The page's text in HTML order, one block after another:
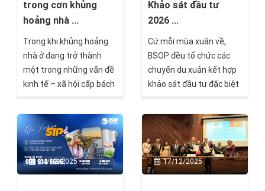
trong cơn khủng
hoảng nhà ...
Trong khi khủng hoảng
nhà ở đang trở thành
một trong những vấn đề
kinh tế – xã hội cấp bách
nổi lên như một trường
hợp đặc biệt. Dữ liệu mới
từ báo cáo Housing in
Europe 2025 của
Eurostat cho thấy quốc
Khảo sát đầu tư
2026 ...
Cứ mỗi mùa xuân về,
BSOP đều tổ chức các
chuyến du xuân kết hợp
khảo sát đầu tư đặc biệt
đến cho nhà đầu tư Việt
Nam những trải nghiệm
độc đáo và cơ hội thâm
nhập thị trường quốc tế.
Đây không chỉ là dịp để
24/12/2025 17/12/2025